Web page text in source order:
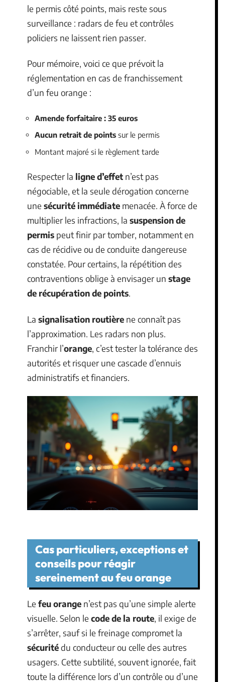
le permis côté points, mais reste sous
surveillance : radars de feu et contrôles
policiers ne laissent rien passer.
Pour mémoire, voici ce que prévoit la
réglementation en cas de franchissement
d’un feu orange :
Amende forfaitaire : 35 euros
Aucun retrait de points sur le permis
Montant majoré si le règlement tarde
Respecter la ligne d’effet n’est pas
négociable, et la seule dérogation concerne
une sécurité immédiate menacée. À force de
multiplier les infractions, la suspension de
permis peut finir par tomber, notamment en
cas de récidive ou de conduite dangereuse
constatée. Pour certains, la répétition des
contraventions oblige à envisager un stage
de récupération de points.
La signalisation routière ne connaît pas
l’approximation. Les radars non plus.
Franchir l’orange, c’est tester la tolérance des
autorités et risquer une cascade d’ennuis
administratifs et financiers.
Cas particuliers, exceptions et
conseils pour réagir
sereinement au feu orange
Le feu orange n’est pas qu’une simple alerte
visuelle. Selon le code de la route, il exige de
s’arrêter, sauf si le freinage compromet la
sécuritédu conducteur ou celle des autres
usagers. Cette subtilité, souvent ignorée, fait
toute la différence lors d’un contrôle ou d’une